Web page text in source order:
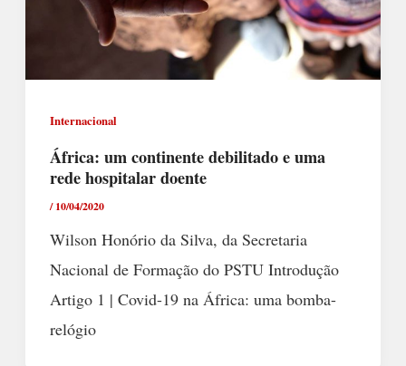
Internacional
África: um continente debilitado e uma
rede hospitalar doente
/10/04/2020
Wilson Honório da Silva, da Secretaria
Nacional de Formação do PSTU Introdução
Artigo 1 | Covid-19 na África: uma bomba-
relógio